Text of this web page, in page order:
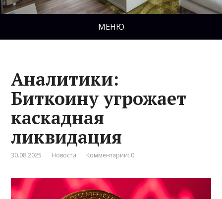
МЕНЮ
Аналитики:
Биткоину угрожает
каскадная
ликвидация
30.08.2025 Новости Комментарии: 0